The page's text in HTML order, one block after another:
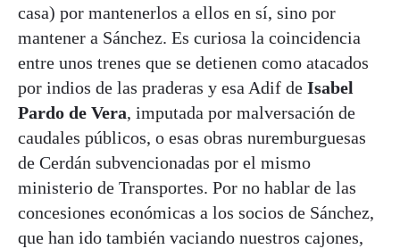
casa) por mantenerlos a ellos en sí, sino por
mantener a Sánchez. Es curiosa la coincidencia
entre unos trenes que se detienen como atacados
por indios de las praderas y esa Adif de Isabel
Pardo de Vera, imputada por malversación de
caudales públicos, o esas obras nuremburguesas
de Cerdán subvencionadas por el mismo
ministerio de Transportes. Por no hablar de las
concesiones económicas a los socios de Sánchez,
que han ido también vaciando nuestros cajones,